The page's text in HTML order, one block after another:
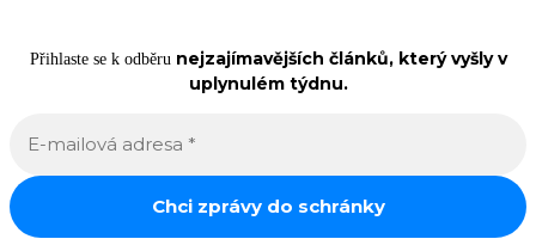
Přihlaste se k odběru nejzajímavějších článků, který vyšly v
uplynulém týdnu.